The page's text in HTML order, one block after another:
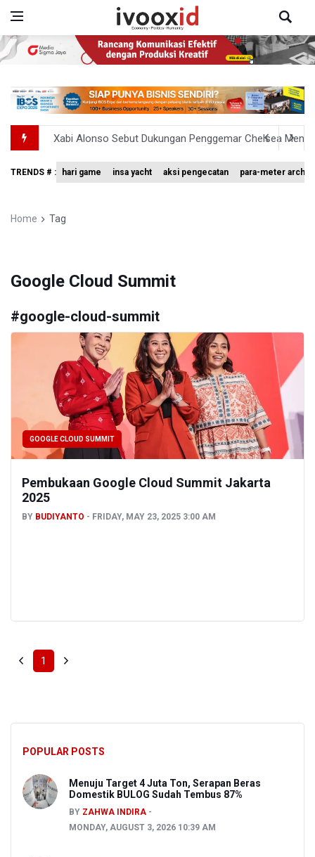
Xabi Alonso Sebut Dukungan Penggemar Chelsea
Pakar: Pengungkapan TPPU Eks Jampidsus Febrie
BPIP: Satu Siswa Sekolah Rakyat Jadi Calon Paskibraka
TRENDS # : hari game insa yacht aksi pengecatan para-meter
Home Tag
Google Cloud Summit
#google-cloud-summit
GOOGLE CLOUD SUMMIT
Pembukaan Google Cloud Summit Jakarta
2025
BY BUDIYANTO FRIDAY, MAY 23, 2025 3:00 AM
1
POPULAR POSTS
Menuju Target 4 Juta Ton, Serapan Beras
Domestik BULOG Sudah Tembus 87%
BY ZAHWA INDIRA
MONDAY, AUGUST 3, 2026 10:39 AM